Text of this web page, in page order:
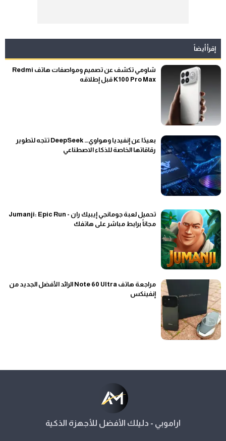
إقرأ أيضاً
شاومي تكشف عن تصميم ومواصفات هاتف Redmi
K100 Pro Max قبل إطلاقه
بعيدًا عن إنفيديا وهواوي… DeepSeek تتجه لتطوير
رقاقاتها الخاصة للذكاء الاصطناعي
تحميل لعبة جومانجي إيبيك ران - Jumanji: Epic Run
مجاناً برابط مباشر على هاتفك
مراجعة هاتف Note 60 Ultra الرائد الأفضل الجديد من
إنفينكس
اراموبي - دليلك الأفضل للأجهزة الذكية